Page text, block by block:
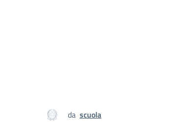
da scuola